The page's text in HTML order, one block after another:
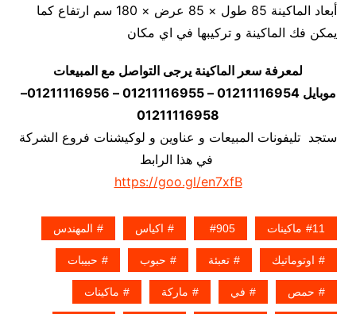
أبعاد الماكينة 85 طول × 85 عرض × 180 سم ارتفاع كما
يمكن فك الماكينة و تركيبها في اي مكان
لمعرفة سعر الماكينة يرجى التواصل مع المبيعات
موبايل 01211116954 – 01211116955 – 01211116956–
01211116958
ستجد تليفونات المبيعات و عناوين و لوكيشنات فروع الشركة
في هذا الرابط
https://goo.gl/en7xfB
11ماكينات 905 اكياس المهندس
اوتوماتيك تعبئة حبوب حبيبات
حمص في ماركة ماكينات